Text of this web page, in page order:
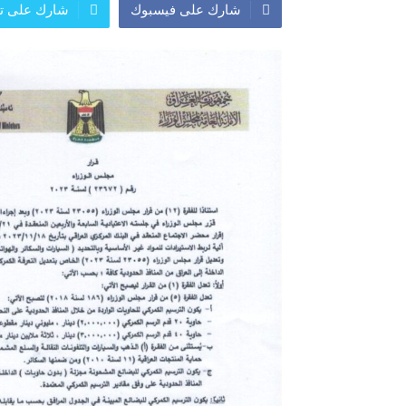
المعرض الدولي للاحذية
اعلان
النشرة الشهرية لاسعار
شارك على فيسبوك شارك على